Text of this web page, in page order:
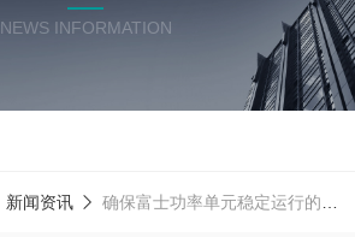
NEWS INFORMATION
新闻资讯 确保富士功率单元稳定运行的测试技术与维护要点